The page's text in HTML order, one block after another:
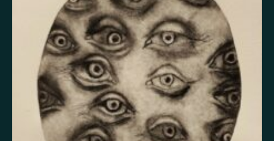
Itsetuhoisuus
Jännitys
Kaipaus
Kaksisuuntainen mielialahäiriö
Kärsimys
Kiitollisuus
Kuolema Kuuloharhat
Luonto
Luottamus
Mania Masennus
Mindfulness
Muisto
Oikeudenmukaisuus Onni
Paha olo
Pakko-oireinen häiriö
Paniikki
Pelko
Persoonallisuushäiriö
Psykoosi
Rakkaus